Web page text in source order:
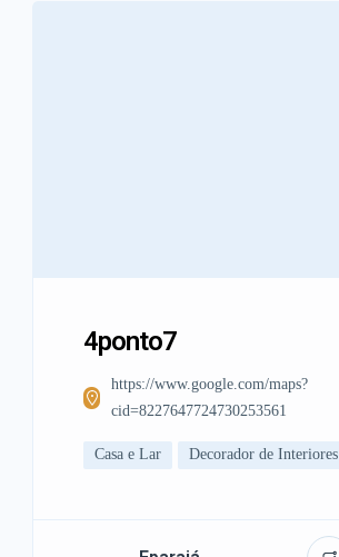
4ponto7
https://www.google.com/maps?
cid=8227647724730253561
Casa e Lar Decorador de Interiores